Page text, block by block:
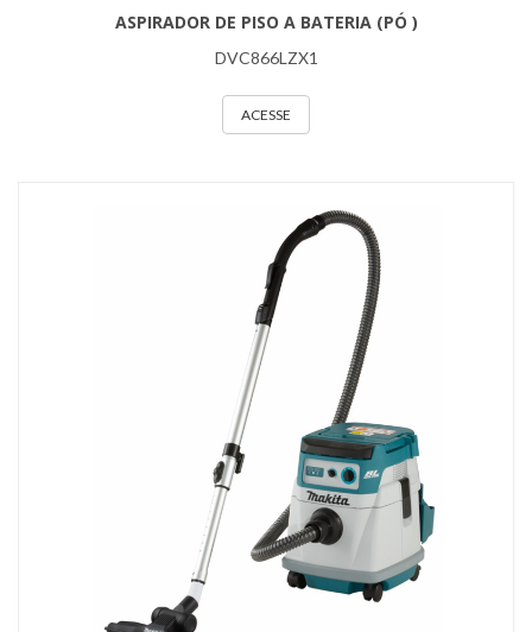
ASPIRADOR DE PISO A BATERIA (PÓ )
DVC866LZX1
ACESSE